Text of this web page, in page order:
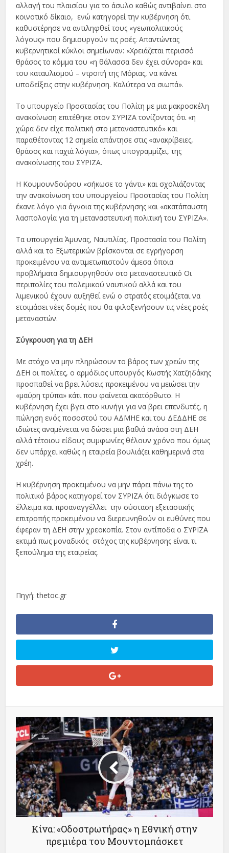
αλλαγή του πλαισίου για το άσυλο καθώς αντιβαίνει στο
κοινοτικό δίκαιο, ενώ κατηγορεί την κυβέρνηση ότι
καθυστέρησε να αντιληφθεί τους «γεωπολιτικούς
λόγους» που δημιουργούν τις ροές. Απαντώντας
κυβερνητικοί κύκλοι σημείωναν: «Χρειάζεται περισσό
θράσος το κόμμα του «η θάλασσα δεν έχει σύνορα» και
του καταυλισμού – ντροπή της Μόριας, να κάνει
υποδείξεις στην κυβέρνηση. Καλύτερα να σιωπά».
Το υπουργείο Προστασίας του Πολίτη με μια μακροσκέλη
ανακοίνωση επιτέθηκε στον ΣΥΡΙΖΑ τονίζοντας ότι «η
χώρα δεν είχε πολιτική στο μεταναστευτικό» και
παραθέτοντας 12 σημεία απάντησε στις «ανακρίβειες,
θράσος και παχιά λόγια», όπως υπογραμμίζει, της
ανακοίνωσης του ΣΥΡΙΖΑ.
Η Κουμουνδούρου «σήκωσε το γάντι» και σχολιάζοντας
την ανακοίνωση του υπουργείου Προστασίας του Πολίτη
έκανε λόγο για άγνοια της κυβέρνησης και «ακατάπαυστη
λασπολογία για τη μεταναστευτική πολιτική του ΣΥΡΙΖΑ».
Τα υπουργεία Άμυνας, Ναυτιλίας, Προστασία του Πολίτη
αλλά και το Εξωτερικών βρίσκονται σε εγρήγορση
προκειμένου να αντιμετωπιστούν άμεσα όποια
προβλήματα δημιουργηθούν στο μεταναστευτικό Οι
περιπολίες του πολεμικού ναυτικού αλλά και του
λιμενικού έχουν αυξηθεί ενώ ο στρατός ετοιμάζεται να
ετοιμάσει νέες δομές που θα φιλοξενήσουν τις νέες ροές
μεταναστών.
Σύγκρουση για τη ΔΕΗ
Με στόχο να μην πληρώσουν το βάρος των χρεών της
ΔΕΗ οι πολίτες, ο αρμόδιος υπουργός Κωστής Χατζηδάκης
προσπαθεί να βρει λύσεις προκειμένου να μειώσει την
«μαύρη τρύπα» κάτι που φαίνεται ακατόρθωτο. Η
κυβέρνηση έχει βγει στο κυνήγι για να βρει επενδυτές, η
πώληση ενός ποσοστού του ΑΔΜΗΕ και του ΔΕΔΔΗΕ σε
ιδιώτες αναμένεται να δώσει μια βαθιά ανάσα στη ΔΕΗ
αλλά τέτοιου είδους συμφωνίες θέλουν χρόνο που όμως
δεν υπάρχει καθώς η εταιρεία βουλιάζει καθημερινά στα
χρέη.
Η κυβέρνηση προκειμένου να μην πάρει πάνω της το
πολιτικό βάρος κατηγορεί τον ΣΥΡΙΖΑ ότι διόγκωσε το
έλλειμα και προαναγγέλλει την σύσταση εξεταστικής
επιτροπής προκειμένου να διερευνηθούν οι ευθύνες που
έφεραν τη ΔΕΗ στην χρεοκοπία. Στον αντίποδα ο ΣΥΡΙΖΑ
εκτιμά πως μοναδικός στόχος της κυβέρνησης είναι τι
ξεπούλημα της εταιρείας.
Πηγή: thetoc.gr
Κίνα: «Οδοστρωτήρας» η Εθνική στην
πρεμιέρα του Μουντομπάσκετ